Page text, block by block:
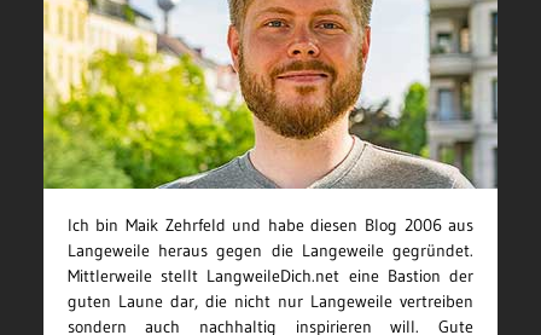
Ich bin Maik Zehrfeld und habe diesen Blog 2006 aus
Langeweile heraus gegen die Langeweile gegründet.
Mittlerweile stellt LangweileDich.net eine Bastion der
guten Laune dar, die nicht nur Langeweile vertreiben
sondern auch nachhaltig inspirieren will. Gute